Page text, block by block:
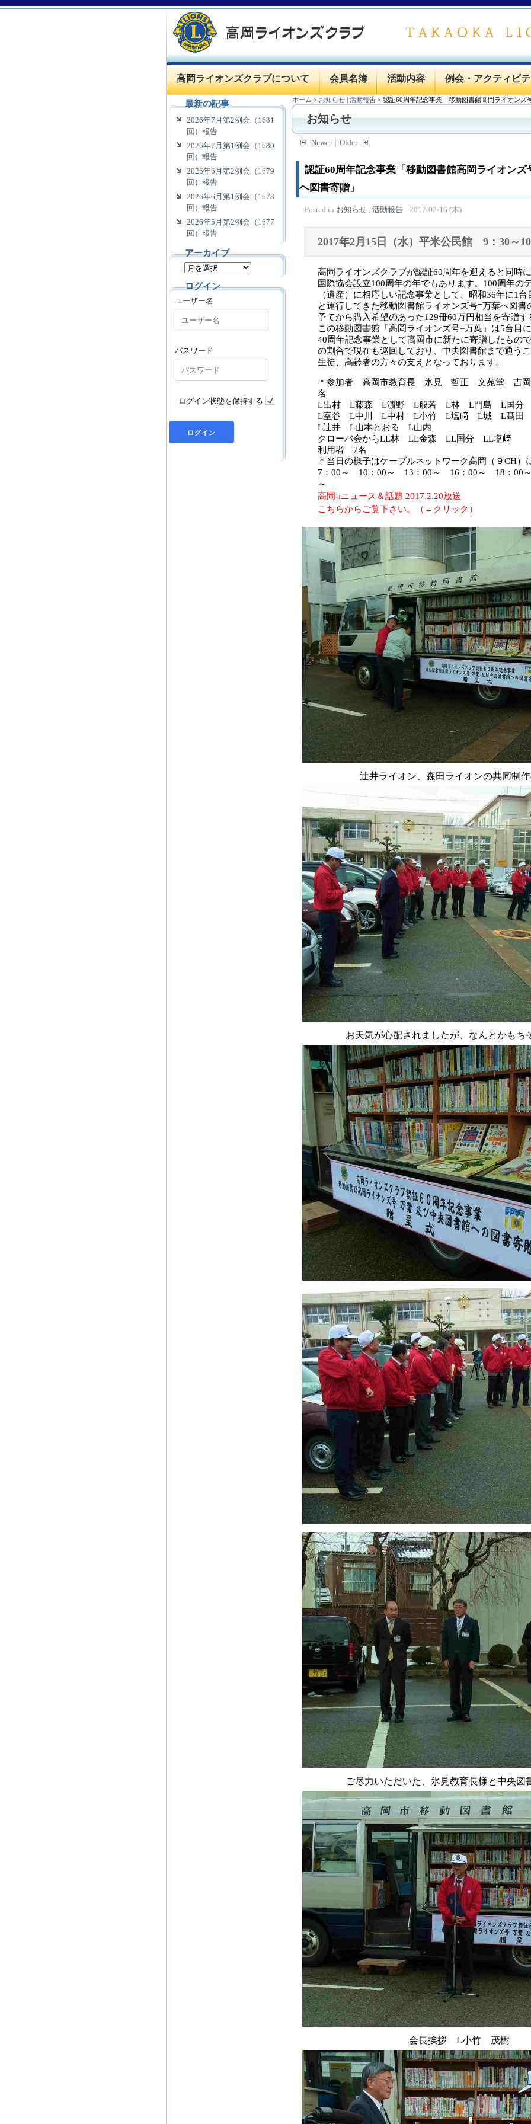
高岡ライオンズクラブについて 会員名簿 活動内容 例会・アクティビ
ホーム > お知らせ |活動報告 >認証60周年記念事業「移動図書館高岡ライオンズ
お知らせ
Newer Older
認証60周年記念事業「移動図書館高岡ライオンズ
へ図書寄贈」
Posted in お知らせ ,活動報告 2017-02-16 (木)
2017年2月15日（水）平米公民館 9：30～
高岡ライオンズクラブが認証60周年を迎えると同時
国際協会設立100周年の年でもあります。100周年の
（遺産）に相応しい記念事業として、昭和36年に1
と運行してきた移動図書館ライオンズ号=万葉へ図書
予てから購入希望のあった129冊60万円相当を寄贈
この移動図書館「高岡ライオンズ号=万葉」は5台目
40周年記念事業として高岡市に新たに寄贈したもの
の割合で現在も巡回しており、中央図書館まで通う
生徒、高齢者の方々の支えとなっております。
＊参加者 高岡市教育長 氷見 哲正 文苑堂 吉
名
L出村 L藤森 L濵野 L般若 L林 L門島 L国
L室谷 L中川 L中村 L小竹 L塩﨑 L城 L髙田
L辻井 L山本とおる L山内
クローバ会からLL林 LL金森 LL国分 LL塩﨑
利用者 7名
＊当日の様子はケーブルネットワーク高岡（９CH）
7：00～ 10：00～ 13：00～ 16：00～ 18：00
～
高岡-iニュース＆話題 2017.2.20放送
こちらからご覧下さい。（←クリック）
辻井ライオン、森田ライオンの共同制
お天気が心配されましたが、なんとかもち
ご尽力いただいた、氷見教育長様と中央図
会長挨拶 L小竹 茂樹
最新の記事
2026年7月第2例会（1681
回）報告
2026年7月第1例会（1680
回）報告
2026年6月第2例会（1679
回）報告
2026年6月第1例会（1678
回）報告
2026年5月第2例会（1677
回）報告
アーカイブ
ログイン
ユーザー名
パスワード
ログイン状態を保持する